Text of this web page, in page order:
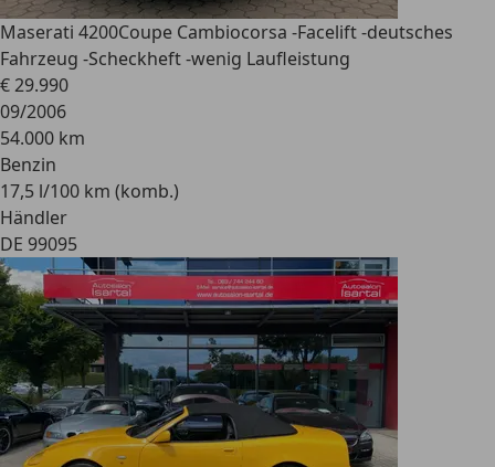
Maserati 4200Coupe Cambiocorsa -Facelift -deutsches
Fahrzeug -Scheckheft -wenig Laufleistung
€ 29.990
09/2006
54.000 km
Benzin
17,5 l/100 km (komb.)
Händler
DE 99095